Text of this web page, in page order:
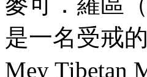
是一名受戒
Mey Tibetan